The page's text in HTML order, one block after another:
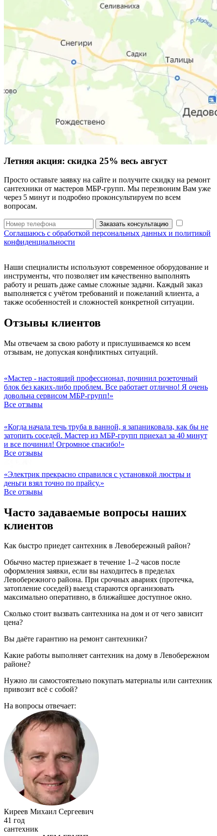
Летняя акция: скидка 25% весь август
Просто оставьте заявку на сайте и получите скидку на ремонт
сантехники от мастеров МБР-групп. Мы перезвоним Вам уже
через 5 минут и подробно проконсультируем по всем
вопросам.
Заказать консультацию
Соглашаюсь с обработкой персональных данных и политикой
конфиденциальности
Наши специалисты используют современное оборудование и
инструменты, что позволяет им качественно выполнять
работу и решать даже самые сложные задачи. Каждый заказ
выполняется с учётом требований и пожеланий клиента, а
также особенностей и сложностей конкретной ситуации.
Отзывы клиентов
Мы отвечаем за свою работу и прислушиваемся ко всем
отзывам, не допуская конфликтных ситуаций.
«Мастер - настоящий профессионал, починил розеточный
блок без каких-либо проблем. Все работает отлично! Я очень
довольна сервисом МБР-групп!»
Все отзывы
«Когда начала течь труба в ванной, я запаниковала, как бы не
затопить соседей. Мастер из МБР-групп приехал за 40 минут
и все починил! Огромное спасибо!»
Все отзывы
«Электрик прекрасно справился с установкой люстры и
деньги взял точно по прайсу.»
Все отзывы
Часто задаваемые вопросы наших
клиентов
Как быстро приедет сантехник в Левобережный район?
Обычно мастер приезжает в течение 1–2 часов после
оформления заявки, если вы находитесь в пределах
Левобережного района. При срочных авариях (протечка,
затопление соседей) выезд стараются организовать
максимально оперативно, в ближайшее доступное окно.
Сколько стоит вызвать сантехника на дом и от чего зависит
цена?
Вы даёте гарантию на ремонт сантехники?
Какие работы выполняет сантехник на дому в Левобережном
районе?
Нужно ли самостоятельно покупать материалы или сантехник
привозит всё с собой?
На вопросы отвечает:
Киреев Михаил Сергеевич
41 год
сантехник